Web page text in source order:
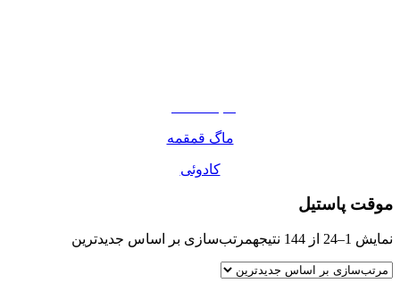
ماگ قمقمه
کادوئی
موقت پاستیل
نمایش 1–24 از 144 نتیجه مرتب‌سازی بر اساس جدیدترین